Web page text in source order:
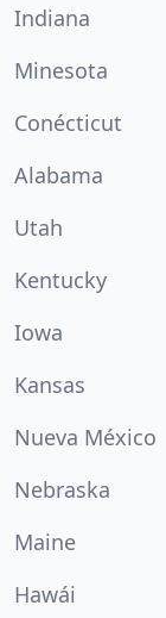
Indiana
Minesota
Conécticut
Alabama
Utah
Kentucky
Iowa
Kansas
Nueva México
Nebraska
Maine
Hawái